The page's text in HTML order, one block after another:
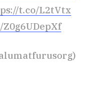
t.co/L2tVtx